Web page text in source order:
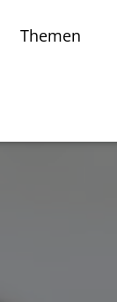
Themen